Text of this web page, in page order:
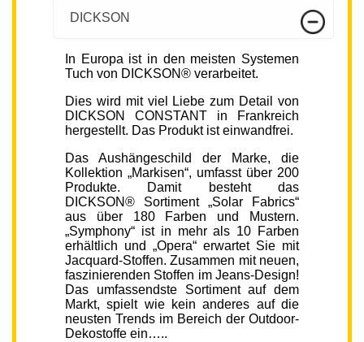
DICKSON
In Europa ist in den meisten Systemen
Tuch von DICKSON® verarbeitet.
Dies wird mit viel Liebe zum Detail von
DICKSON CONSTANT in Frankreich
hergestellt. Das Produkt ist einwandfrei.
Das Aushängeschild der Marke, die
Kollektion „Markisen“, umfasst über 200
Produkte. Damit besteht das
DICKSON® Sortiment „Solar Fabrics“
aus über 180 Farben und Mustern.
„Symphony“ ist in mehr als 10 Farben
erhältlich und „Opera“ erwartet Sie mit
Jacquard-Stoffen. Zusammen mit neuen,
faszinierenden Stoffen im Jeans-Design!
Das umfassendste Sortiment auf dem
Markt, spielt wie kein anderes auf die
neusten Trends im Bereich der Outdoor-
Dekostoffe ein…..